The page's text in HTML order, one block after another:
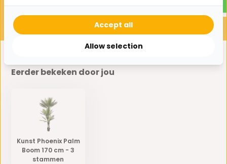
Eerder bekeken door jou
Kunst Phoenix Palm
Boom 170 cm - 3
stammen
Allow selection
Accept all